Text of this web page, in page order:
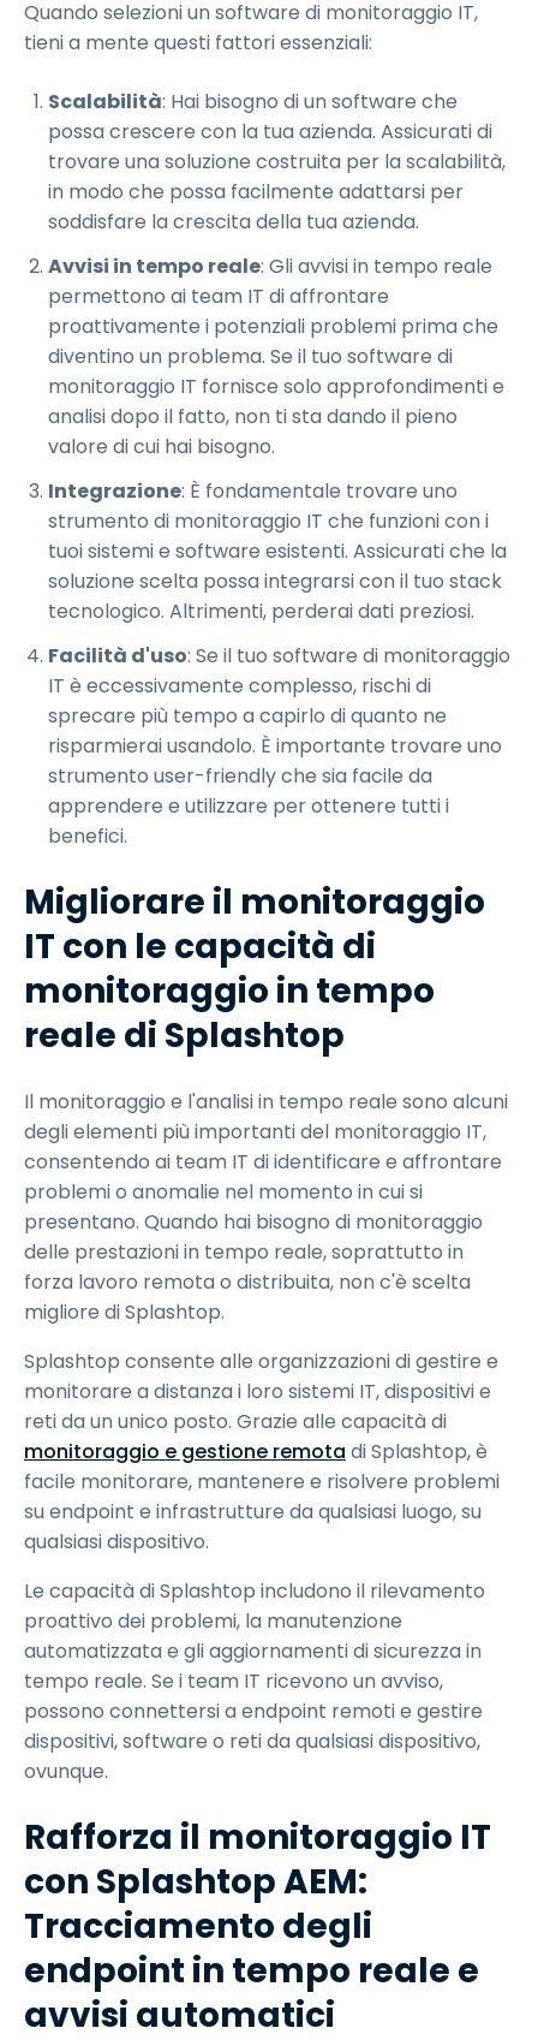
Quando selezioni un software di monitoraggio IT,
tieni a mente questi fattori essenziali:
Scalabilità: Hai bisogno di un software che
possa crescere con la tua azienda. Assicurati di
trovare una soluzione costruita per la scalabilità,
in modo che possa facilmente adattarsi per
soddisfare la crescita della tua azienda.
Avvisi in tempo reale: Gli avvisi in tempo reale
permettono ai team IT di affrontare
proattivamente i potenziali problemi prima che
diventino un problema. Se il tuo software di
monitoraggio IT fornisce solo approfondimenti e
analisi dopo il fatto, non ti sta dando il pieno
valore di cui hai bisogno.
Integrazione: È fondamentale trovare uno
strumento di monitoraggio IT che funzioni con i
tuoi sistemi e software esistenti. Assicurati che la
soluzione scelta possa integrarsi con il tuo stack
tecnologico. Altrimenti, perderai dati preziosi.
Facilità d'uso: Se il tuo software di monitoraggio
IT è eccessivamente complesso, rischi di
sprecare più tempo a capirlo di quanto ne
risparmierai usandolo. È importante trovare uno
strumento user-friendly che sia facile da
apprendere e utilizzare per ottenere tutti i
benefici.
Migliorare il monitoraggio
IT con le capacità di
monitoraggio in tempo
reale di Splashtop
Il monitoraggio e l'analisi in tempo reale sono alcuni
degli elementi più importanti del monitoraggio IT,
consentendo ai team IT di identificare e affrontare
problemi o anomalie nel momento in cui si
presentano. Quando hai bisogno di monitoraggio
delle prestazioni in tempo reale, soprattutto in
forza lavoro remota o distribuita, non c'è scelta
migliore di Splashtop.
Splashtop consente alle organizzazioni di gestire e
monitorare a distanza i loro sistemi IT, dispositivi e
reti da un unico posto. Grazie alle capacità di
monitoraggio e gestione remota di Splashtop, è
facile monitorare, mantenere e risolvere problemi
su endpoint e infrastrutture da qualsiasi luogo, su
qualsiasi dispositivo.
Le capacità di Splashtop includono il rilevamento
proattivo dei problemi, la manutenzione
automatizzata e gli aggiornamenti di sicurezza in
tempo reale. Se i team IT ricevono un avviso,
possono connettersi a endpoint remoti e gestire
dispositivi, software o reti da qualsiasi dispositivo,
ovunque.
Rafforza il monitoraggio IT
con Splashtop AEM:
Tracciamento degli
endpoint in tempo reale e
avvisi automatici